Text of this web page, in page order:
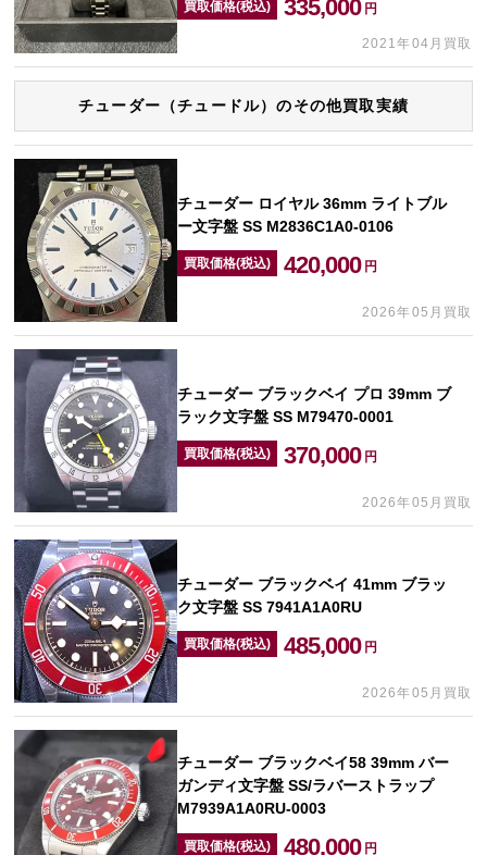
買取価格(税込) 335,000 円
2021年04月買取
チューダー（チュードル）のその他買取実績
チューダー ロイヤル 36mm ライトブル
ー文字盤 SS M2836C1A0-0106
買取価格(税込) 420,000 円
2026年05月買取
チューダー ブラックベイ プロ 39mm ブ
ラック文字盤 SS M79470-0001
買取価格(税込) 370,000 円
2026年05月買取
チューダー ブラックベイ 41mm ブラッ
ク文字盤 SS 7941A1A0RU
買取価格(税込) 485,000 円
2026年05月買取
チューダー ブラックベイ58 39mm バー
ガンディ文字盤 SS/ラバーストラップ
M7939A1A0RU-0003
買取価格(税込) 480,000 円